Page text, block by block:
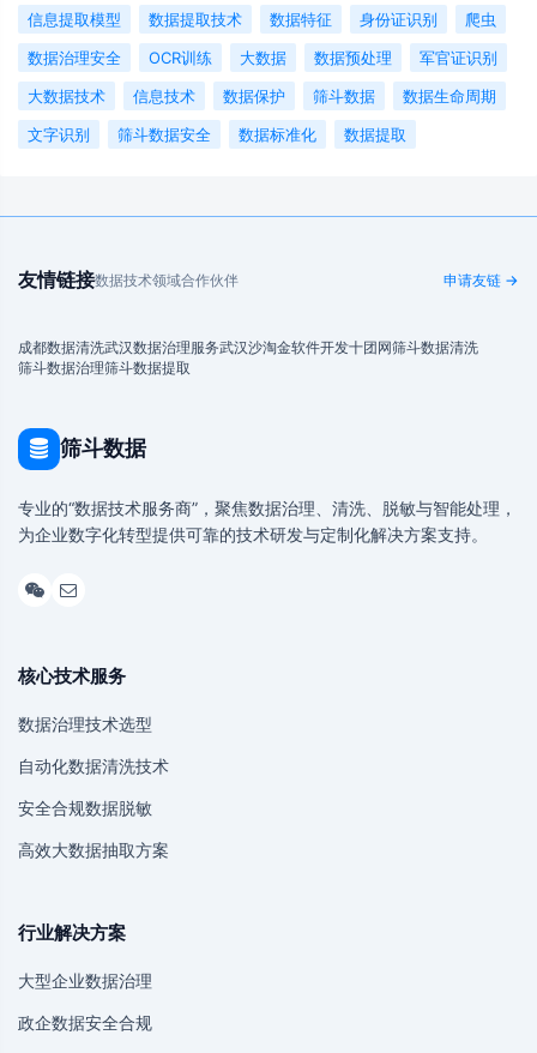
信息提取模型
数据提取技术 数据特征 身份证识别
爬虫
数据治理安全
OCR训练 大数据 数据预处理
军官证识别
大数据技术
信息技术 数据保护 筛斗数据
数据生命周期
文字识别
筛斗数据安全 数据标准化 数据提取
友情链接数据技术领域合作伙伴 申请友链 →
成都数据清洗武汉数据治理服务武汉沙淘金软件开发十团网筛斗数据清洗
筛斗数据治理筛斗数据提取
筛斗数据
专业的“数据技术服务商”，聚焦数据治理、清洗、脱敏与智能处理，
为企业数字化转型提供可靠的技术研发与定制化解决方案支持。
核心技术服务
数据治理技术选型
自动化数据清洗技术
安全合规数据脱敏
高效大数据抽取方案
行业解决方案
大型企业数据治理
政企数据安全合规